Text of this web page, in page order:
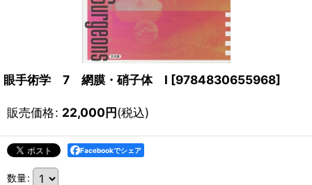
眼手術学 7 網膜・硝子体 I [9784830655968]
販売価格: 22,000円(税込)
Facebookでシェア
数量: